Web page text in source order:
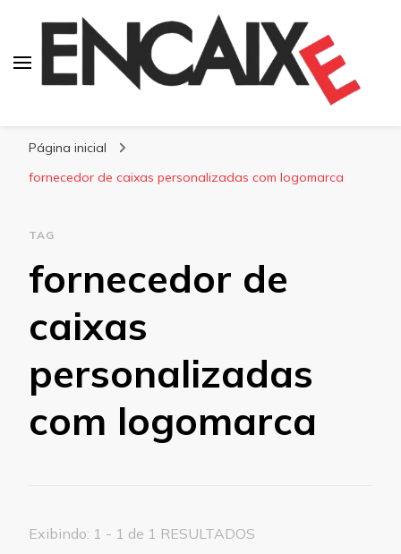
Página inicial
fornecedor de caixas personalizadas com logomarca
TAG
fornecedor de
caixas
personalizadas
com logomarca
Exibindo: 1 - 1 de 1 RESULTADOS